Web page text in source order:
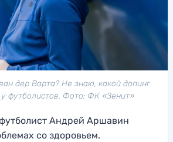
дер Варта? Не знаю, какой допинг
футболистов. Фото: ФК «Зенит»
Андрей Аршавин
со здоровьем.